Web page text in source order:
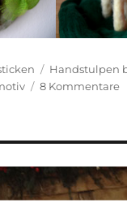
Schlagwörter
Handstulpen
8 Kommentarezu